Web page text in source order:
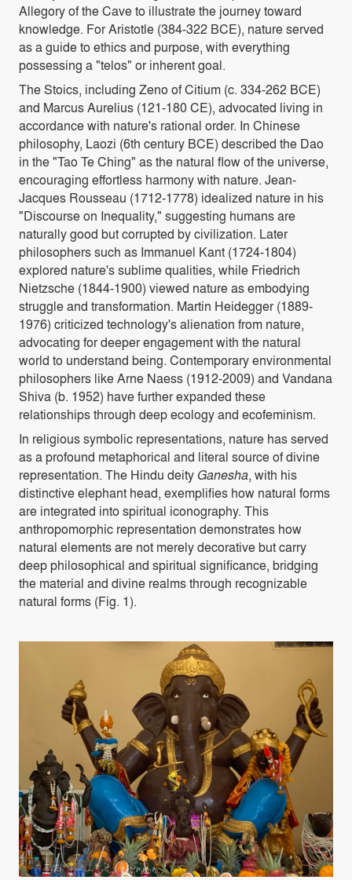
Allegory of the Cave to illustrate the journey toward
knowledge. For Aristotle (384-322 BCE), nature served
as a guide to ethics and purpose, with everything
possessing a "telos" or inherent goal.
The Stoics, including Zeno of Citium (c. 334-262 BCE)
and Marcus Aurelius (121-180 CE), advocated living in
accordance with nature's rational order. In Chinese
philosophy, Laozi (6th century BCE) described the Dao
in the "Tao Te Ching" as the natural flow of the universe,
encouraging effortless harmony with nature. Jean-
Jacques Rousseau (1712-1778) idealized nature in his
"Discourse on Inequality," suggesting humans are
naturally good but corrupted by civilization. Later
philosophers such as Immanuel Kant (1724-1804)
explored nature's sublime qualities, while Friedrich
Nietzsche (1844-1900) viewed nature as embodying
struggle and transformation. Martin Heidegger (1889-
1976) criticized technology's alienation from nature,
advocating for deeper engagement with the natural
world to understand being. Contemporary environmental
philosophers like Arne Naess (1912-2009) and Vandana
Shiva (b. 1952) have further expanded these
relationships through deep ecology and ecofeminism.
In religious symbolic representations, nature has served
as a profound metaphorical and literal source of divine
representation. The Hindu deity Ganesha, with his
distinctive elephant head, exemplifies how natural forms
are integrated into spiritual iconography. This
anthropomorphic representation demonstrates how
natural elements are not merely decorative but carry
deep philosophical and spiritual significance, bridging
the material and divine realms through recognizable
natural forms (Fig. 1).